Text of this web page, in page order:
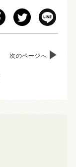
次のページへ